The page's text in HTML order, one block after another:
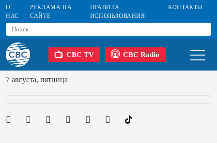
О
НАС
РЕКЛАМА НА
САЙТЕ
ПРАВИЛА
ИСПОЛЬЗОВАНИЯ
КОНТАКТЫ
CBC TV CBC Radio
7 августа, пятница